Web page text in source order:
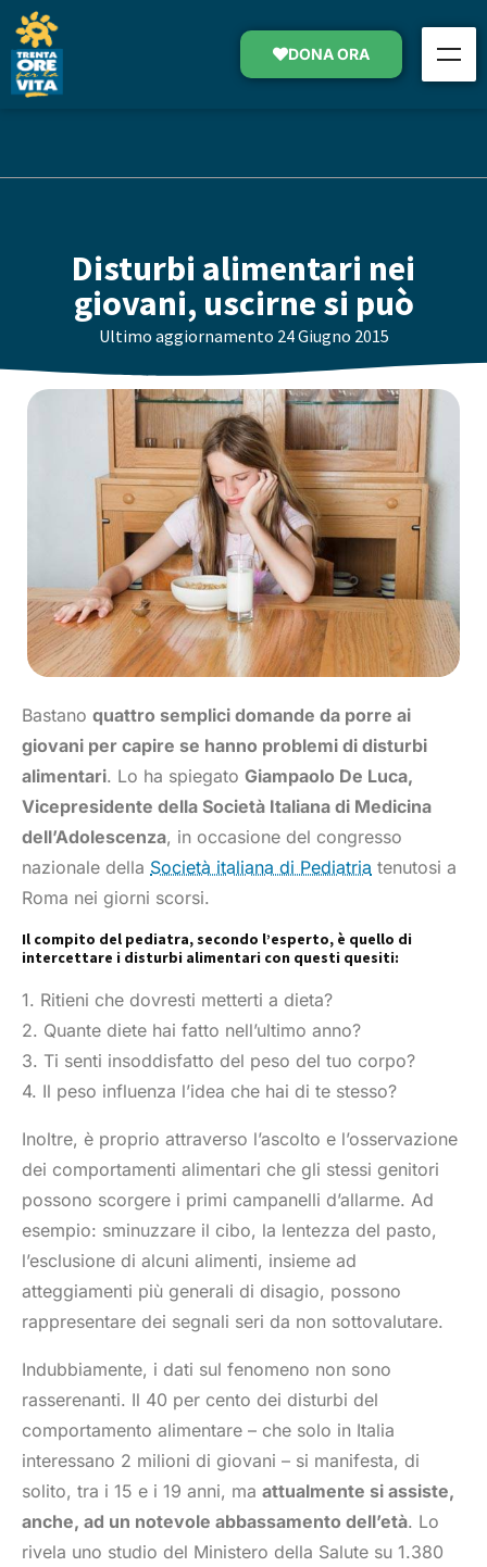
DONA ORA
Disturbi alimentari nei
giovani, uscirne si può
Ultimo aggiornamento 24 Giugno 2015
Bastano quattro semplici domande da porre ai
giovani per capire se hanno problemi di disturbi
alimentari. Lo ha spiegato Giampaolo De Luca,
Vicepresidente della Società Italiana di Medicina
dell’Adolescenza, in occasione del congresso
nazionale della Società italiana di Pediatria tenutosi a
Roma nei giorni scorsi.
Il compito del pediatra, secondo l’esperto, è quello di
intercettare i disturbi alimentari con questi quesiti:
1. Ritieni che dovresti metterti a dieta?
2. Quante diete hai fatto nell’ultimo anno?
3. Ti senti insoddisfatto del peso del tuo corpo?
4. Il peso influenza l’idea che hai di te stesso?
Inoltre, è proprio attraverso l’ascolto e l’osservazione
dei comportamenti alimentari che gli stessi genitori
possono scorgere i primi campanelli d’allarme. Ad
esempio: sminuzzare il cibo, la lentezza del pasto,
l’esclusione di alcuni alimenti, insieme ad
atteggiamenti più generali di disagio, possono
rappresentare dei segnali seri da non sottovalutare.
Indubbiamente, i dati sul fenomeno non sono
rasserenanti. Il 40 per cento dei disturbi del
comportamento alimentare – che solo in Italia
interessano 2 milioni di giovani – si manifesta, di
solito, tra i 15 e i 19 anni, ma attualmente si assiste,
anche, ad un notevole abbassamento dell’età. Lo
rivela uno studio del Ministero della Salute su 1.380